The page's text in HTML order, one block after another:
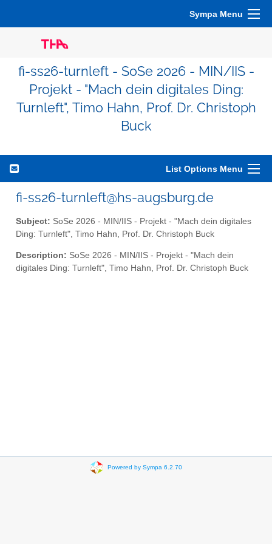
Sympa Menu
fi-ss26-turnleft - SoSe 2026 - MIN/IIS -
Projekt - "Mach dein digitales Ding:
Turnleft", Timo Hahn, Prof. Dr. Christoph
Buck
List Options Menu
fi-ss26-turnleft@hs-augsburg.de
Subject: SoSe 2026 - MIN/IIS - Projekt - "Mach dein digitales
Ding: Turnleft", Timo Hahn, Prof. Dr. Christoph Buck
Description: SoSe 2026 - MIN/IIS - Projekt - "Mach dein
digitales Ding: Turnleft", Timo Hahn, Prof. Dr. Christoph Buck
Powered by Sympa 6.2.70